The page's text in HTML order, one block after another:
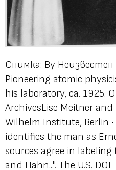
Снимка: By Неизвестен
Pioneering atomic
his laboratory, ca. 1925.
ArchivesLise Meitner
Wilhelm Institute, Berlin
identifies the man as
sources agree in
and Hahn...". The U.S.